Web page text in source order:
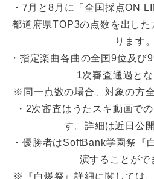
・7月と8月に「全国採点ON
都道府県TOP3の点数を出し
ります。
・指定楽曲各曲の全国9位及び
1次審査通過とな
※同一点数の場合、対象の方
・2次審査はうたスキ動画で
す。詳細は近日公
・優勝者はSoftBank学園祭『
演することがで
※『白爆祭』詳細に関しては